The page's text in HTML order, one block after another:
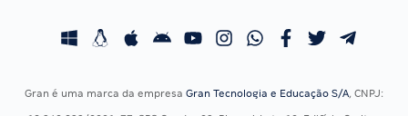
Concursos Fiscais
Calendário OAB
Gran é uma marca da empresa Gran Tecnologia e Educação S/A, CNPJ: